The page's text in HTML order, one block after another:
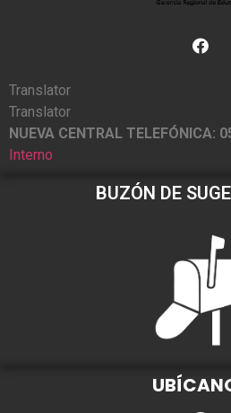
Translator
Translator
NUEVA CENTRAL TELEFÓNICA:
Interno
BUZÓN DE